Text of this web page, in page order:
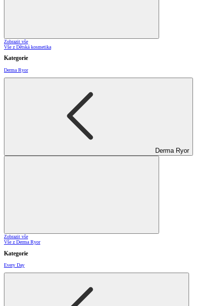
Zobrazit vše
Vše z Dětská kosmetika
Kategorie
Derma Ryor
Derma Ryor
Zobrazit vše
Vše z Derma Ryor
Kategorie
Every Day